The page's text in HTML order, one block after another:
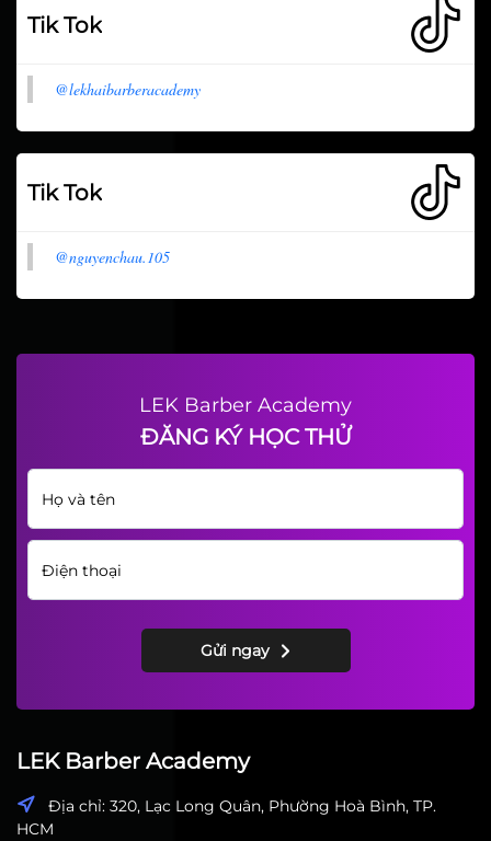
Tik Tok
@lekhaibarberacademy
Tik Tok
@nguyenchau.105
LEK Barber Academy
ĐĂNG KÝ HỌC THỬ
Gửi ngay
LEK Barber Academy
Địa chỉ: 320, Lạc Long Quân, Phường Hoà Bình, TP.
HCM